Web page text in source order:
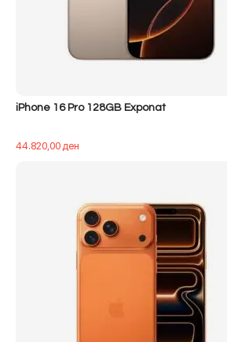
iPhone 16 Pro 128GB Exponat
44.820,00ден